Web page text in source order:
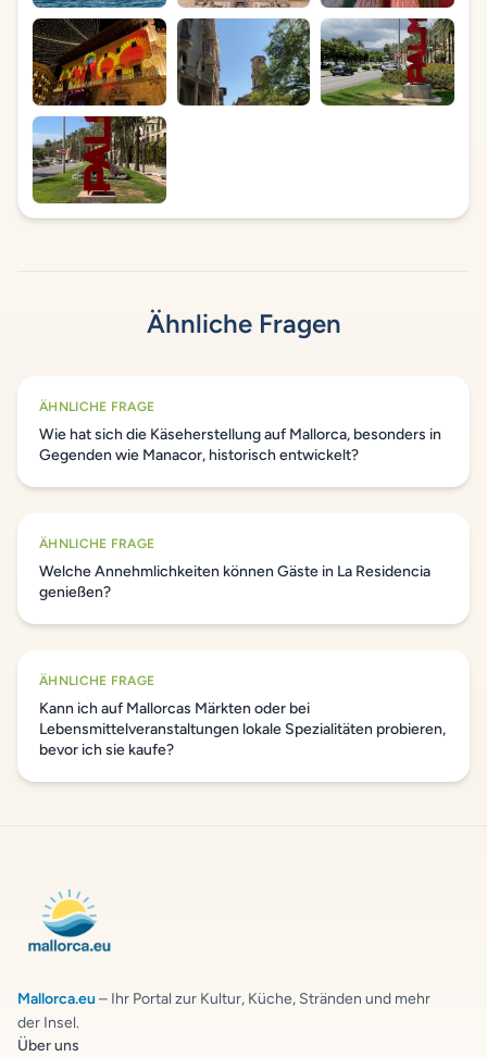
Ähnliche Fragen
ÄHNLICHE FRAGE
Wie hat sich die Käseherstellung auf Mallorca, besonders in
Gegenden wie Manacor, historisch entwickelt?
ÄHNLICHE FRAGE
Welche Annehmlichkeiten können Gäste in La Residencia
genießen?
ÄHNLICHE FRAGE
Kann ich auf Mallorcas Märkten oder bei
Lebensmittelveranstaltungen lokale Spezialitäten probieren,
bevor ich sie kaufe?
Mallorca.eu – Ihr Portal zur Kultur, Küche, Stränden und mehr
der Insel.
Über uns